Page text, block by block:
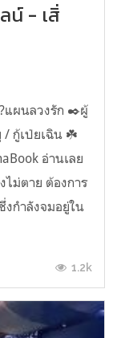
น์ - เสิ่
แผนลวงรัก ✒️ผู้
/ กู้เป่ยเฉิน ☘️
อ่านเลย
ไม่ตาย ต้องการ
งกำลังจมอยู่ใน
1.2k